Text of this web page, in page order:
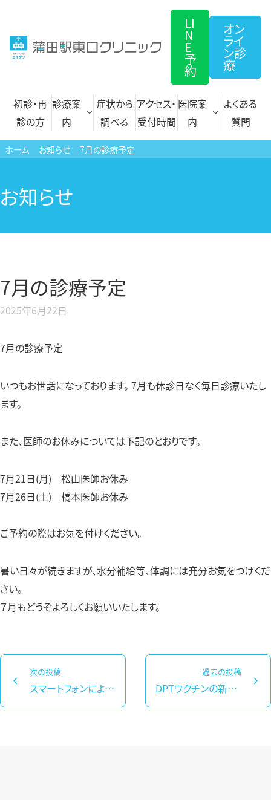
ッ
初診・再
診の方
診療案
内
小児皮膚科
症状から
調べる
アクセス・
受付時間
医院案
内
よくある
質問
LI
N
E
予
約
オン
ライ
ン診
療
ホーム お知らせ 7月の診療予定
お知らせ
7月の診療予定
2025年6月22日
7月の診療予定
いつもお世話になっております。 7月も休診日なく毎日診療いたし
ます。
また、医師のお休みについては下記のとおりです。
7月21日(月) 松山医師お休み
7月26日(土) 橋本医師お休み
ご予約の際はお気を付けください。
暑い日々が続きますが、水分補給等、体調には充分お気をつけくだ
さい。
７月もどうぞよろしくお願いいたします。
投
過去の投稿
去
DPTワクチンの新規予約中止のお知らせ
次の投稿
の
スマートフォンによるマイナンバーカード受付について